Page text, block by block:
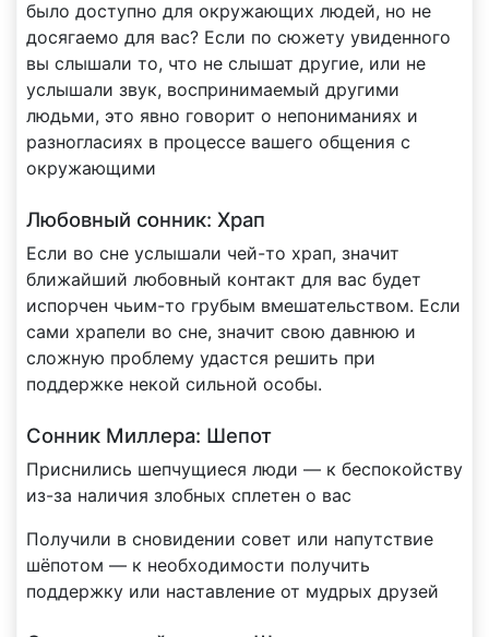
было доступно для окружающих людей, но не
досягаемо для вас? Если по сюжету увиденного
вы слышали то, что не слышат другие, или не
услышали звук, воспринимаемый другими
людьми, это явно говорит о непониманиях и
разногласиях в процессе вашего общения с
окружающими
Любовный сонник: Храп
Если во сне услышали чей-то храп, значит
ближайший любовный контакт для вас будет
испорчен чьим-то грубым вмешательством. Если
сами храпели во сне, значит свою давнюю и
сложную проблему удастся решить при
поддержке некой сильной особы.
Сонник Миллера: Шепот
Приснились шепчущиеся люди — к беспокойству
из-за наличия злобных сплетен о вас
Получили в сновидении совет или напутствие
шёпотом — к необходимости получить
поддержку или наставление от мудрых друзей